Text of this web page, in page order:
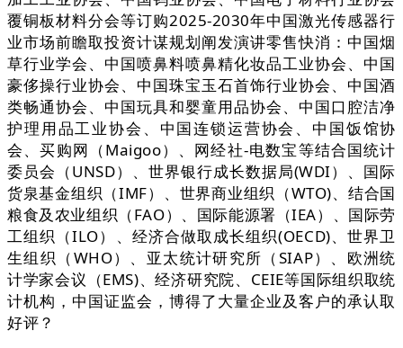
覆铜板材料分会等订购2025-2030年中国激光传感器行
业市场前瞻取投资计谋规划阐发演讲零售快消：中国烟
草行业学会、中国喷鼻料喷鼻精化妆品工业协会、中国
豪侈操行业协会、中国珠宝玉石首饰行业协会、中国酒
类畅通协会、中国玩具和婴童用品协会、中国口腔洁净
护理用品工业协会、中国连锁运营协会、中国饭馆协
会、买购网（Maigoo）、网经社-电数宝等结合国统计
委员会（UNSD）、世界银行成长数据局(WDI）、国际
货泉基金组织（IMF）、世界商业组织（WTO)、结合国
粮食及农业组织（FAO）、国际能源署（IEA）、国际劳
工组织（ILO）、经济合做取成长组织(OECD)、世界卫
生组织（WHO）、亚太统计研究所（SIAP）、欧洲统
计学家会议（EMS)、经济研究院、CEIE等国际组织取统
计机构，中国证监会，博得了大量企业及客户的承认取
好评？